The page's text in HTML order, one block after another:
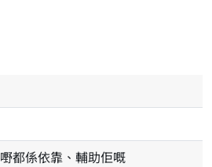
都係依靠、輔助佢嘅